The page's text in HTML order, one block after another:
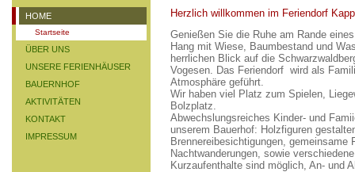
HOME
Startseite
ÜBER UNS
UNSERE FERIENHÄUSER
BAUERNHOF
AKTIVITÄTEN
KONTAKT
IMPRESSUM
Herzlich willkommen im Feriendorf
Genießen Sie die Ruhe am Rande
Hang mit Wiese, Baumbestand und
herrlichen Blick auf die
Vogesen. Das Feriendorf wird als
Atmosphäre geführt.
Wir haben viel Platz zum Spielen,
Bolzplatz.
Abwechslungsreiches Kinder- und
unserem Bauerhof: Holzfiguren
Brennereibesichtigungen, gemeinsame
Nachtwanderungen, sowie
Kurzaufenthalte sind möglich, An- und